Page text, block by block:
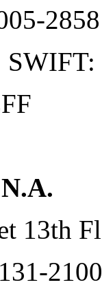
13th
2100